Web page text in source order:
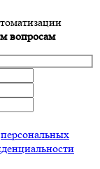
вопросам
персональных